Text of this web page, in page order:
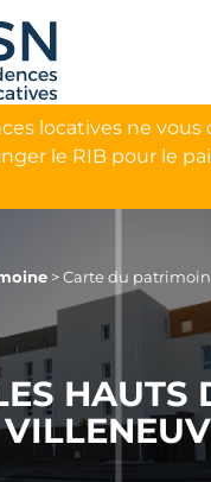
locatives ne vous
le RIB pour le
>Carte du
HAUTS